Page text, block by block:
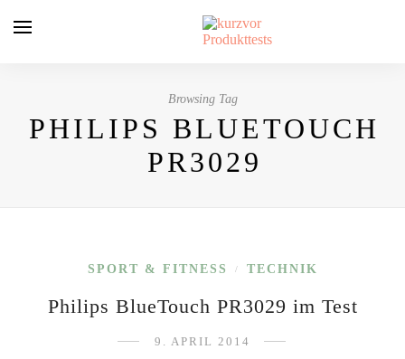
Browsing Tag
PHILIPS BLUETOUCH
PR3029
SPORT & FITNESS / TECHNIK
Philips BlueTouch PR3029 im Test
9. APRIL 2014